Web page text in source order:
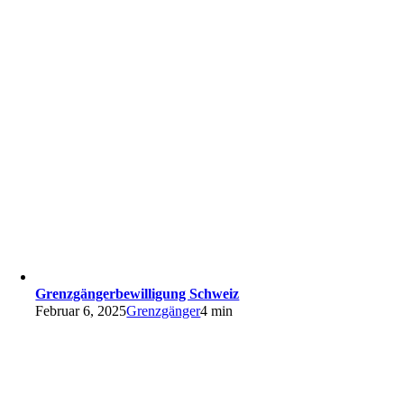
Grenzgängerbewilligung Schweiz
Februar 6, 2025Grenzgänger4 min